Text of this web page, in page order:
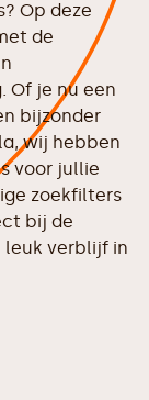
Op deze
de
Of je nu een
bijzonder
wij hebben
voor jullie
zoekfilters
bij de
leuk verblijf in